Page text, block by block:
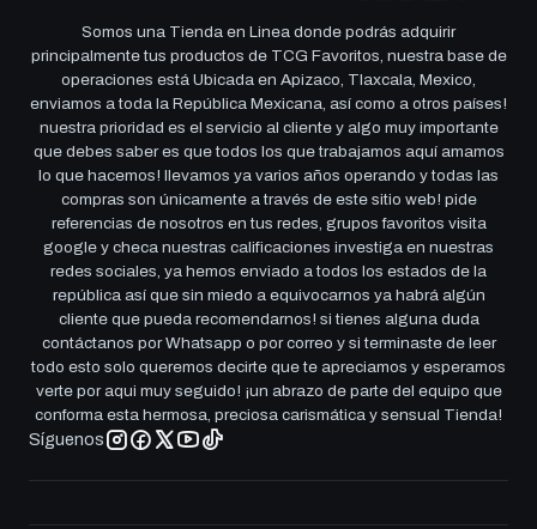
Somos una Tienda en Linea donde podrás adquirir
principalmente tus productos de TCG Favoritos, nuestra base de
operaciones está Ubicada en Apizaco, Tlaxcala, Mexico,
enviamos a toda la República Mexicana, así como a otros países!
nuestra prioridad es el servicio al cliente y algo muy importante
que debes saber es que todos los que trabajamos aquí amamos
lo que hacemos! llevamos ya varios años operando y todas las
compras son únicamente a través de este sitio web! pide
referencias de nosotros en tus redes, grupos favoritos visita
google y checa nuestras calificaciones investiga en nuestras
redes sociales, ya hemos enviado a todos los estados de la
república así que sin miedo a equivocarnos ya habrá algún
cliente que pueda recomendarnos! si tienes alguna duda
contáctanos por Whatsapp o por correo y si terminaste de leer
todo esto solo queremos decirte que te apreciamos y esperamos
verte por aqui muy seguido! ¡un abrazo de parte del equipo que
conforma esta hermosa, preciosa carismática y sensual Tienda!
Síguenos